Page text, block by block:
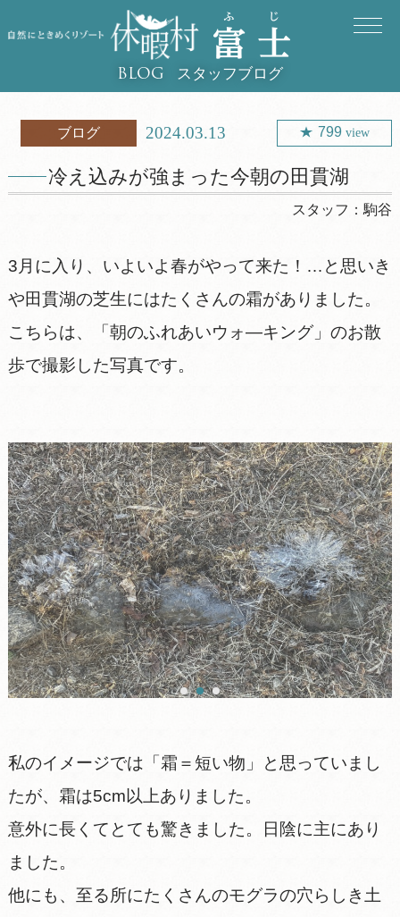
BLOG スタッフブログ
ブログ 2024.03.13 799 view
冷え込みが強まった今朝の田貫湖
スタッフ：駒谷
3月に入り、いよいよ春がやって来た！…と思いき
や田貫湖の芝生にはたくさんの霜がありました。
こちらは、「朝のふれあいウォ―キング」のお散
歩で撮影した写真です。
私のイメージでは「霜＝短い物」と思っていまし
たが、霜は5cm以上ありました。
意外に長くてとても驚きました。日陰に主にあり
ました。
他にも、至る所にたくさんのモグラの穴らしき土